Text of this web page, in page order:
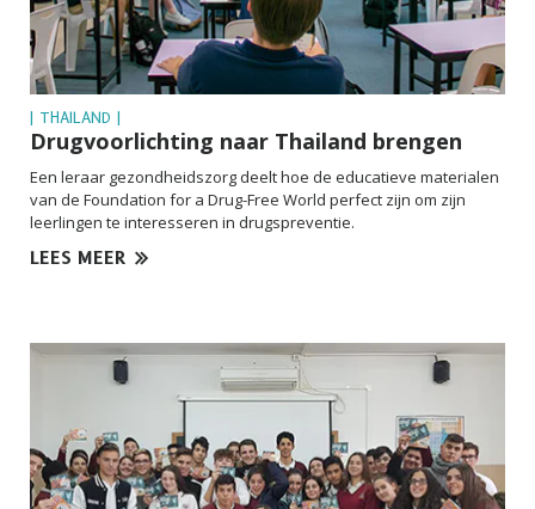
| THAILAND |
Drugvoorlichting naar Thailand brengen
Een leraar gezondheidszorg deelt hoe de educatieve materialen
van de Foundation for a Drug-Free World perfect zijn om zijn
leerlingen te interesseren in drugspreventie.
LEES MEER